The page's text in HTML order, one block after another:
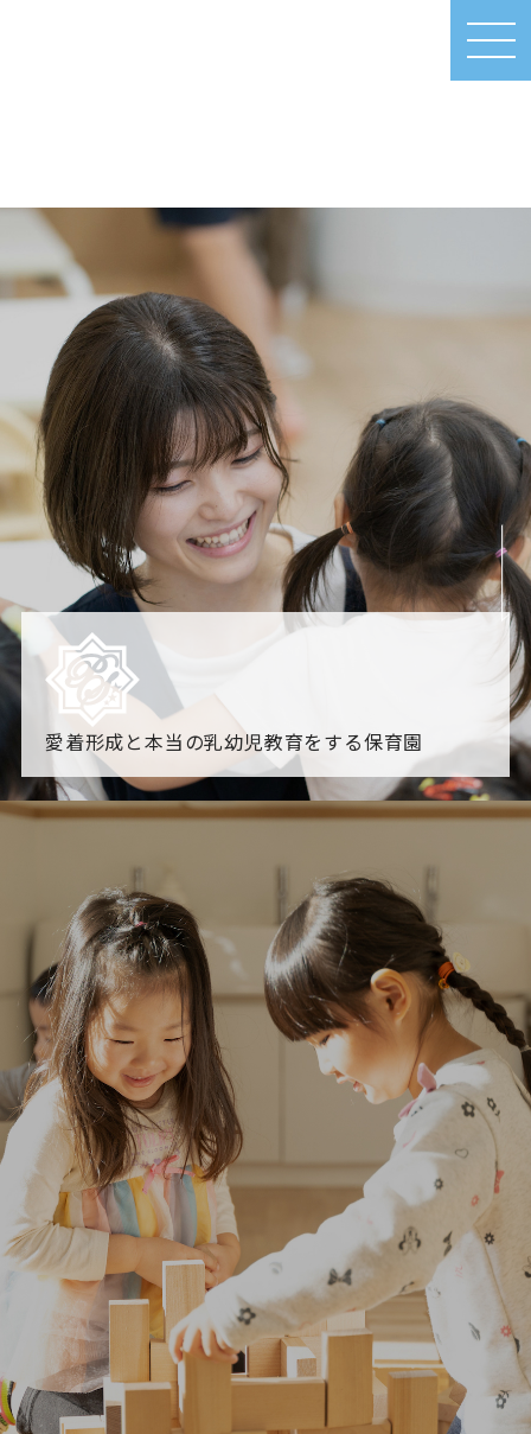
MEN
U
愛着形成と本当の乳幼児教育をする保育園
園からのお知らせ
「すくすく子育て」でリトルスター保育園が紹介されま
各園のブログ
2026.08.06 赤しそジュース作り～にじ組～2026.08.0
5 【そら組】誕生会
一覧を見る